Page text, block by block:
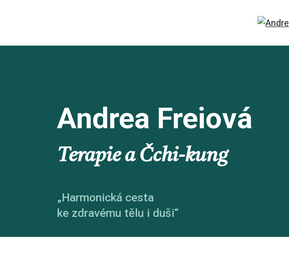
Andrea Freiová
Terapie a Čchi-kung
„Harmonická cesta
ke zdravému tělu i duši“